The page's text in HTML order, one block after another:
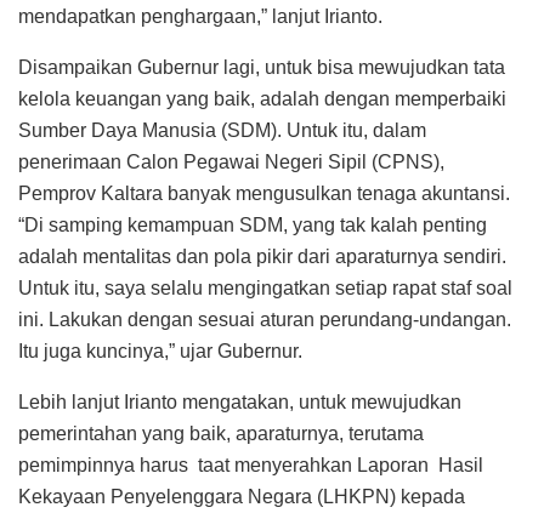
mendapatkan penghargaan,” lanjut Irianto.
Disampaikan Gubernur lagi, untuk bisa mewujudkan tata
kelola keuangan yang baik, adalah dengan memperbaiki
Sumber Daya Manusia (SDM). Untuk itu, dalam
penerimaan Calon Pegawai Negeri Sipil (CPNS),
Pemprov Kaltara banyak mengusulkan tenaga akuntansi.
“Di samping kemampuan SDM, yang tak kalah penting
adalah mentalitas dan pola pikir dari aparaturnya sendiri.
Untuk itu, saya selalu mengingatkan setiap rapat staf soal
ini. Lakukan dengan sesuai aturan perundang-undangan.
Itu juga kuncinya,” ujar Gubernur.
Lebih lanjut Irianto mengatakan, untuk mewujudkan
pemerintahan yang baik, aparaturnya, terutama
pemimpinnya harus taat menyerahkan Laporan Hasil
Kekayaan Penyelenggara Negara (LHKPN) kepada